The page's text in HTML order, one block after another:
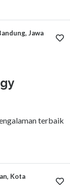
Jawa
terbaik
Kota